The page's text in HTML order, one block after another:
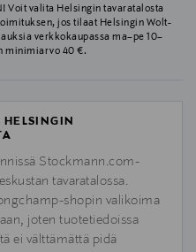
Voit valita Helsingin tavaratalosta
jos tilaat Helsingin Wolt-
verkkokaupassa ma–pe 10–
minimiarvo 40 €.
HELSINGIN
Stockmann.com-
tavaratalossa.
shopin valikoima
joten tuotetiedoissa
ei välttämättä pidä